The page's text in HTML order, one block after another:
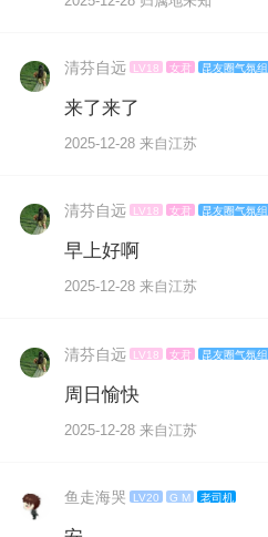
清芬自远 LV18 女君 昆友圈气氛组
来了来了
2025-12-28 来自江苏
清芬自远 LV18 女君 昆友圈气氛组
早上好啊
2025-12-28 来自江苏
清芬自远 LV18 女君 昆友圈气氛组
周日愉快
2025-12-28 来自江苏
鱼走海哭 LV20 G M 老司机